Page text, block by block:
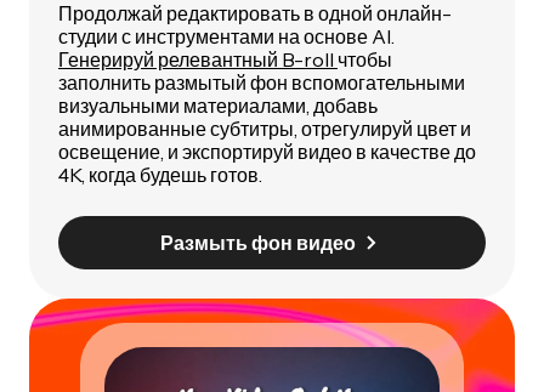
Продолжай редактировать в одной онлайн-
студии с инструментами на основе AI.
Генерируй релевантный B-roll чтобы
заполнить размытый фон вспомогательными
визуальными материалами, добавь
анимированные субтитры, отрегулируй цвет и
освещение, и экспортируй видео в качестве до
4K, когда будешь готов.
Размыть фон видео